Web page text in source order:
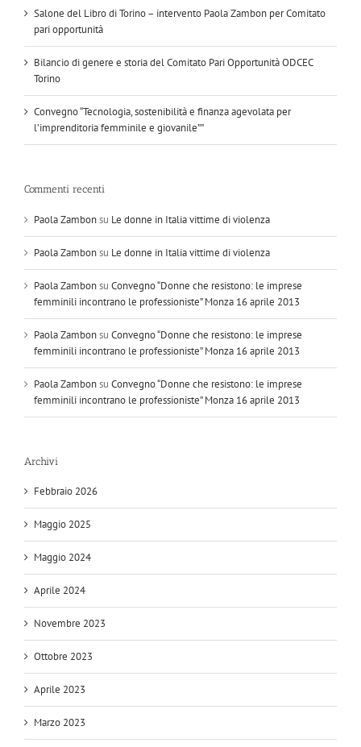
Salone del Libro di Torino – intervento Paola Zambon per Comitato
pari opportunità
Bilancio di genere e storia del Comitato Pari Opportunità ODCEC
Torino
Convegno “Tecnologia, sostenibilità e finanza agevolata per
l’imprenditoria femminile e giovanile””
Commenti recenti
Paola Zambonsu Le donne in Italia vittime di violenza
Paola Zambonsu Le donne in Italia vittime di violenza
Paola Zambonsu Convegno “Donne che resistono: le imprese
femminili incontrano le professioniste” Monza 16 aprile 2013
Paola Zambonsu Convegno “Donne che resistono: le imprese
femminili incontrano le professioniste” Monza 16 aprile 2013
Paola Zambonsu Convegno “Donne che resistono: le imprese
femminili incontrano le professioniste” Monza 16 aprile 2013
Archivi
Febbraio 2026
Maggio 2025
Maggio 2024
Aprile 2024
Novembre 2023
Ottobre 2023
Aprile 2023
Marzo 2023